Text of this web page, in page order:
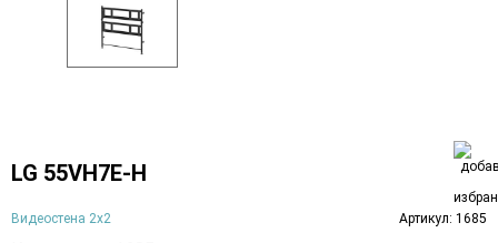
LG 55VH7E-H
Видеостена 2x2 Артикул: 1685